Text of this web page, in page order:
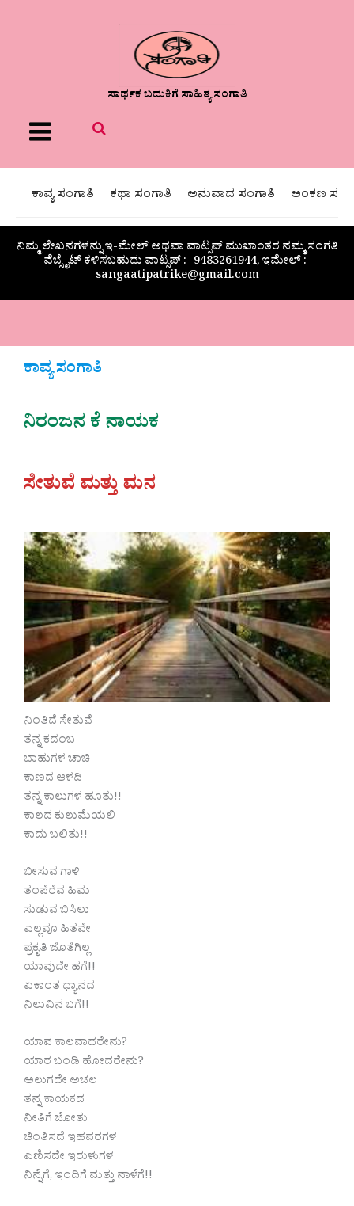
ಸಾರ್ಥಕ ಬದುಕಿಗೆ ಸಾಹಿತ್ಯ ಸಂಗಾತಿ
Menu
ಕಾವ್ಯ ಸಂಗಾತಿ ಕಥಾ ಸಂಗಾತಿ ಅನುವಾದ ಸಂಗಾತಿ ಅಂಕಣ
ನಿಮ್ಮ ಲೇಖನಗಳನ್ನು ಇ-ಮೇಲ್ ಅಥವಾ ವಾಟ್ಸಪ್ ಮುಖಾಂತರ ನಮ್ಮ ಸಂಗತಿ
ವೆಬ್ಸೈಟ್ ಕಳಿಸಬಹುದು ವಾಟ್ಸಪ್‌ :- 9483261944, ಇಮೇಲ್ :-
sangaatipatrike@gmail.com
ಕಾವ್ಯ ಸಂಗಾತಿ
ನಿರಂಜನ ಕೆ ನಾಯಕ
ಸೇತುವೆ ಮತ್ತು ಮನ
ನಿಂತಿದೆ ಸೇತುವೆ
ತನ್ನ ಕದಂಬ
ಬಾಹುಗಳ ಚಾಚಿ
ಕಾಣದ ಆಳದಿ
ತನ್ನ ಕಾಲುಗಳ ಹೂತು!!
ಕಾಲದ ಕುಲುಮೆಯಲಿ
ಕಾದು ಬಲಿತು!!
ಬೀಸುವ ಗಾಳಿ
ತಂಪೆರೆವ ಹಿಮ
ಸುಡುವ ಬಿಸಿಲು
ಎಲ್ಲವೂ ಹಿತವೇ
ಪ್ರಕೃತಿ ಜೊತೆಗಿಲ್ಲ
ಯಾವುದೇ ಹಗೆ!!
ಏಕಾಂತ ಧ್ಯಾನದ
ನಿಲುವಿನ ಬಗೆ!!
ಯಾವ ಕಾಲವಾದರೇನು?
ಯಾರ ಬಂಡಿ ಹೋದರೇನು?
ಅಲುಗದೇ ಅಚಲ
ತನ್ನ ಕಾಯಕದ
ನೀತಿಗೆ ಜೋತು
ಚಿಂತಿಸದೆ ಇಹಪರಗಳ
ಎಣಿಸದೇ ಇರುಳುಗಳ
ನಿನ್ನೆಗೆ, ಇಂದಿಗೆ ಮತ್ತು ನಾಳೆಗೆ!!